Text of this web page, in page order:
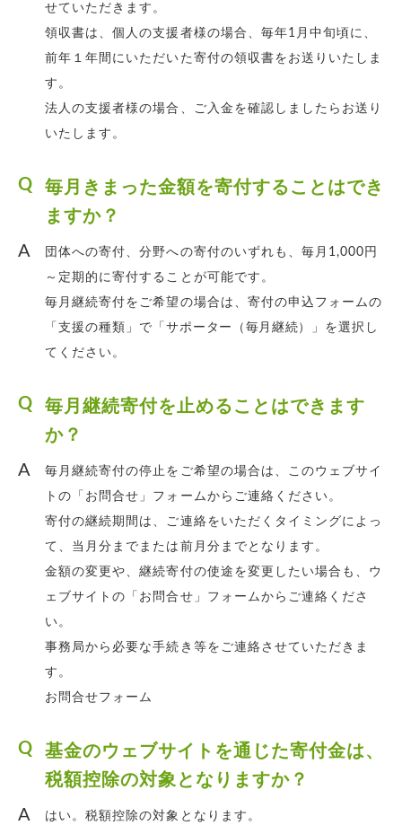
せていただきます。
領収書は、個人の支援者様の場合、毎年1月中旬頃に、
前年１年間にいただいた寄付の領収書をお送りいたしま
す。
法人の支援者様の場合、ご入金を確認しましたらお送り
いたします。
毎月きまった金額を寄付することはでき
ますか？
団体への寄付、分野への寄付のいずれも、毎月1,000円
～定期的に寄付することが可能です。
毎月継続寄付をご希望の場合は、寄付の申込フォームの
「支援の種類」で「サポーター（毎月継続）
」を選択し
てください。
毎月継続寄付を止めることはできます
か？
毎月継続寄付の停止をご希望の場合は、このウェブサイ
トの「お問合せ」フォームからご連絡ください。
寄付の継続期間は、ご連絡をいただくタイミングによっ
て、当月分までまたは前月分までとなります。
金額の変更や、継続寄付の使途を変更したい場合も、ウ
ェブサイトの「お問合せ」フォームからご連絡くださ
い。
事務局から必要な手続き等をご連絡させていただきま
す。
お問合せフォーム
基金のウェブサイトを通じた寄付金は、
税額控除の対象となりますか？
はい。税額控除の対象となります。